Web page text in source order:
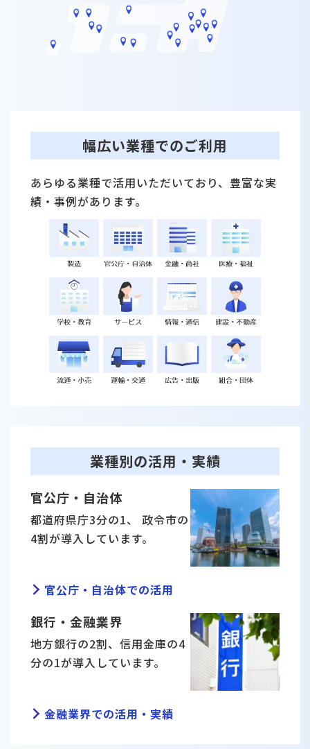
幅広い業種でのご利⽤
あらゆる業種で活⽤いただいており、豊富な実
績・事例があります。
業種別の活⽤・実績
官公庁・⾃治体
都道府県庁3分の1、 政令市の
4割が導⼊しています。
官公庁・⾃治体での活⽤
銀⾏・⾦融業界
地⽅銀⾏の2割、信⽤⾦庫の4
分の1が導⼊しています。
⾦融業界での活⽤・実績